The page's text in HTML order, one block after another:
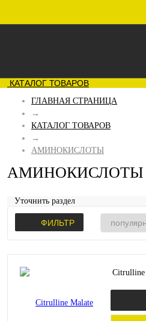
КАТАЛОГ ТОВАРОВ
ГЛАВНАЯ СТРАНИЦА
→
КАТАЛОГ ТОВАРОВ
→
АМИНОКИСЛОТЫ
АМИНОКИСЛОТЫ
Уточнить раздел
ФИЛЬТР
Citrulline